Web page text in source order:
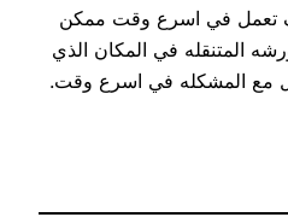
تعمل في اسرع وقت ممكن
المتنقله في المكان الذي
مع المشكله في اسرع وقت.